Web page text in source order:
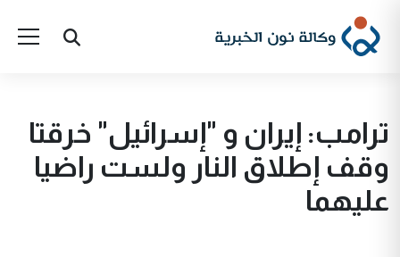
ترامب: إيران و "إسرائيل" خرقتا
وقف إطلاق النار ولست راضيا
عليهما